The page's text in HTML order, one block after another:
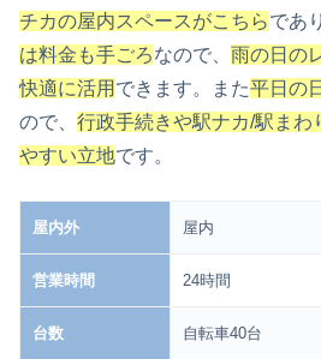
チカの屋内スペースがこちらであ
は料金も手ごろなので、 雨の日の
快適に活用 できます。また平日の
ので、 行政手続きや駅ナカ/駅まわ
やすい立地です。
屋内外 屋内
営業時間 24時間
台数 自転車40台